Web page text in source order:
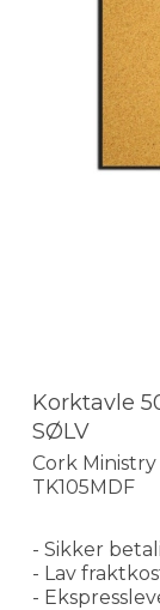
Korktavle
SØLV
Cork Ministry
TK105MDF
- Sikker
- Lav
-